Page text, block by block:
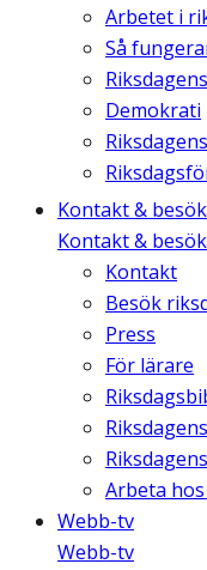
Arbetet i
Så
Demokrati
Kontakt & besök
Kontakt & besök
Kontakt
Besök
Press
För lärare
Arbeta
Webb-tv
Webb-tv